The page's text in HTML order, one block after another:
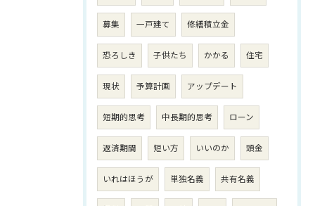
募集 一戸建て 修繕積立金
恐ろしき 子供たち かかる 住宅
現状 予算計画 アップデート
短期的思考 中長期的思考 ローン
返済期間 短い方 いいのか 頭金
いれはほうが 単独名義 共有名義